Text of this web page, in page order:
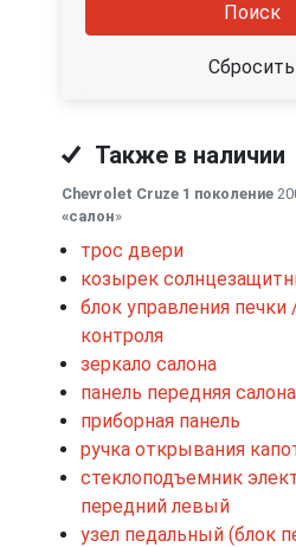
Поиск
Сбросить
Также в наличии
Chevrolet Cruze 1 поколение
«салон»
трос двери
козырек
блок управления печки
контроля
зеркало салона
панель передняя
приборная панель
ручка открывания
стеклоподъемник
передний левый
узел педальный (блок